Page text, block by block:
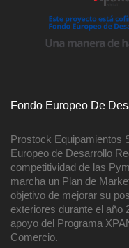
Fondo Europeo De
Prostock Equipamientos
Europeo de Desarrollo
competitividad de las
marcha un Plan de
objetivo de mejorar su
exteriores durante el año
apoyo del Programa
Comercio.